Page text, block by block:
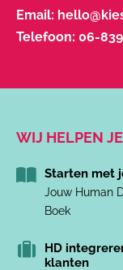
Email:
Telefoon: 06-
WIJ HELPEN
Starten met
Jouw Human
Boek
HD
klanten